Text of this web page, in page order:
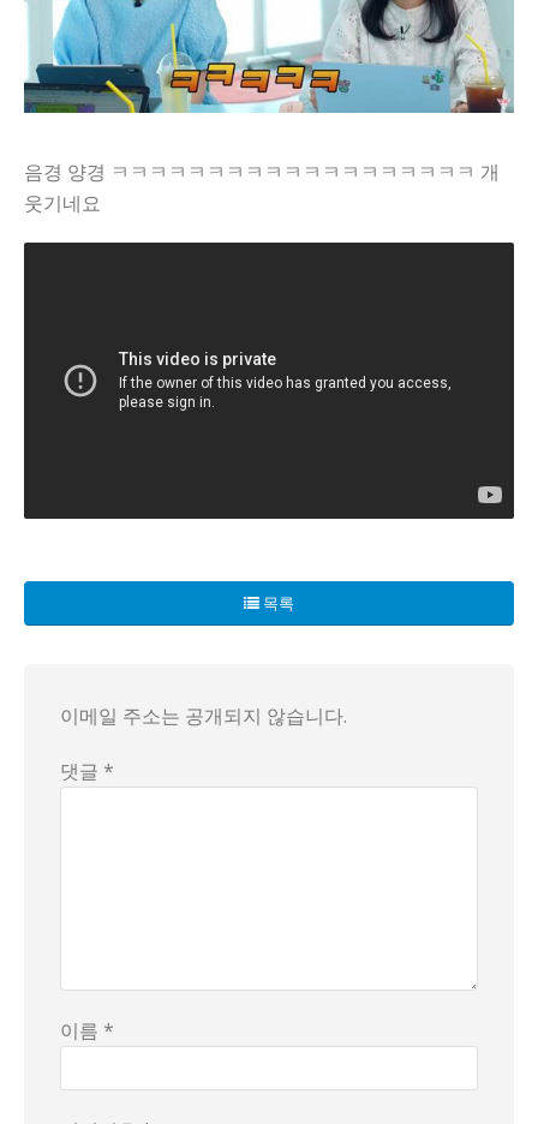
음경 양경 ㅋㅋㅋㅋㅋㅋㅋㅋㅋㅋㅋㅋㅋㅋㅋㅋㅋㅋㅋ 개
웃기네요
사건 발생 당시, 경찰관들은 현장을 이탈하며 도망치는 충
이 사건은 여경의 체력 기준과 경찰의 현장 대응 능력에 대
목록
이메일 주소는 공개되지 않습니다.
댓글 *
이름 *